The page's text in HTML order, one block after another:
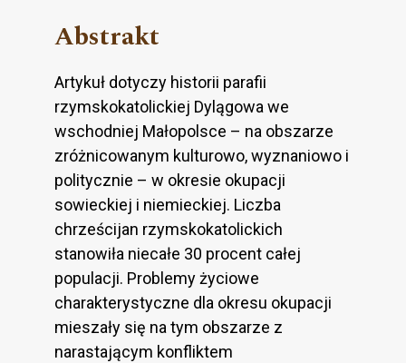
Abstrakt
Artykuł dotyczy historii parafii
rzymskokatolickiej Dylągowa we
wschodniej Małopolsce – na obszarze
zróżnicowanym kulturowo, wyznaniowo i
politycznie – w okresie okupacji
sowieckiej i niemieckiej. Liczba
chrześcijan rzymskokatolickich
stanowiła niecałe 30 procent całej
populacji. Problemy życiowe
charakterystyczne dla okresu okupacji
mieszały się na tym obszarze z
narastającym konfliktem